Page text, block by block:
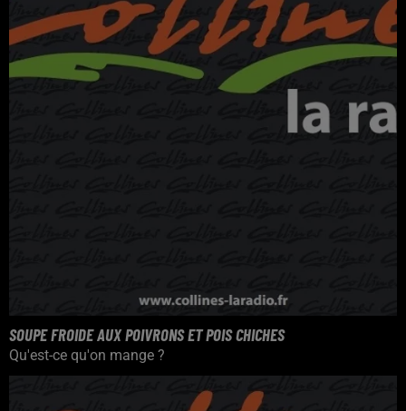
SOUPE FROIDE AUX POIVRONS ET POIS CHICHES
Qu'est-ce qu'on mange ?